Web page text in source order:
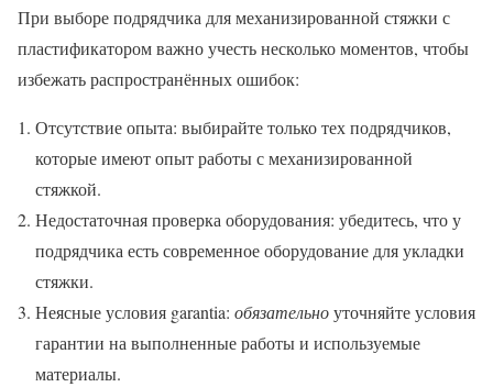
При выборе подрядчика для механизированной стяжки с
пластификатором важно учесть несколько моментов, чтобы
избежать распространённых ошибок:
Отсутствие опыта: выбирайте только тех подрядчиков,
которые имеют опыт работы с механизированной
стяжкой.
Недостаточная проверка оборудования: убедитесь, что у
подрядчика есть современное оборудование для укладки
стяжки.
Неясные условия garantia: обязательноуточняйте условия
гарантии на выполненные работы и используемые
материалы.